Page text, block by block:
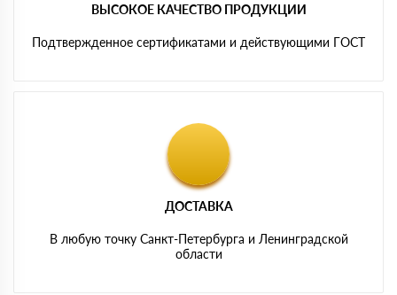
ВЫСОКОЕ КАЧЕСТВО ПРОДУКЦИИ
Подтвержденное сертификатами и действующими ГОСТ
ДОСТАВКА
В любую точку Санкт-Петербурга и Ленинградской
области